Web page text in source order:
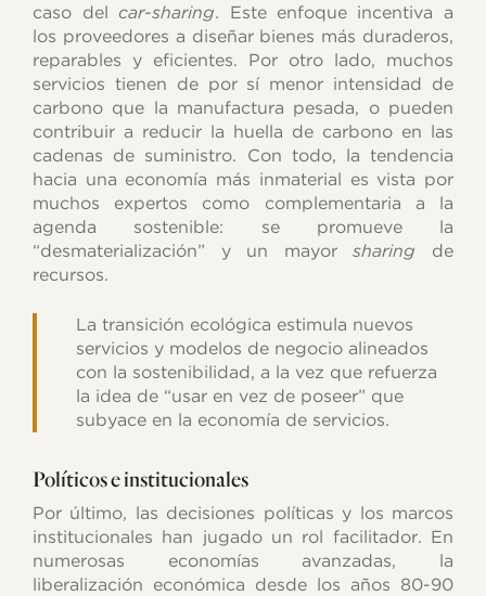
caso delcar-sharing. Este enfoque incentiva a
los proveedores a diseñar bienes más duraderos,
reparables y eficientes. Por otro lado, muchos
servicios tienen de por sí menor intensidad de
carbono que la manufactura pesada, o pueden
contribuir a reducir la huella de carbono en las
cadenas de suministro. Con todo, la tendencia
hacia una economía más inmaterial es vista por
muchos expertos como complementaria a la
agenda sostenible: se promueve la
“desmaterialización” y un mayorsharing de
recursos.
La transición ecológica estimula nuevos
servicios y modelos de negocio alineados
con la sostenibilidad, a la vez que refuerza
la idea de “usar en vez de poseer” que
subyace en la economía de servicios.
Políticos e institucionales
Por último, las decisiones políticas y los marcos
institucionales han jugado un rol facilitador. En
numerosas economías avanzadas, la
liberalización económica desde los años 80-90